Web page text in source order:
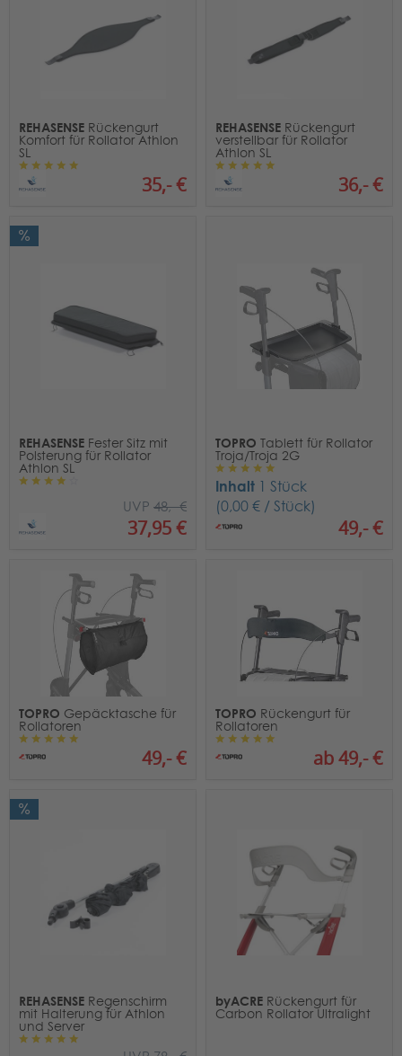
REHASENSE Rückengurt
Komfort für Rollator Athlon
SL
35,- €
REHASENSE Rückengurt
verstellbar für Rollator
Athlon SL
36,- €
REHASENSE Fester Sitz mit
Polsterung für Rollator
Athlon SL
37,95 €
UVP 48,- €
TOPRO Tablett für Rollator
Troja/Troja 2G
Inhalt 1 Stück
(0,00 € / Stück)
49,- €
TOPRO Gepäcktasche für
Rollatoren
49,- €
TOPRO Rückengurt für
Rollatoren
ab 49,- €
REHASENSE Regenschirm
mit Halterung für Athlon
und Server
byACRE Rückengurt für
Carbon Rollator Ultralight